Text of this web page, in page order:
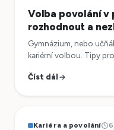
Volba povolání v
rozhodnout a
Gymnázium, nebo
kariérní volbou. Tipy
Číst dál
Kariéra a povolání